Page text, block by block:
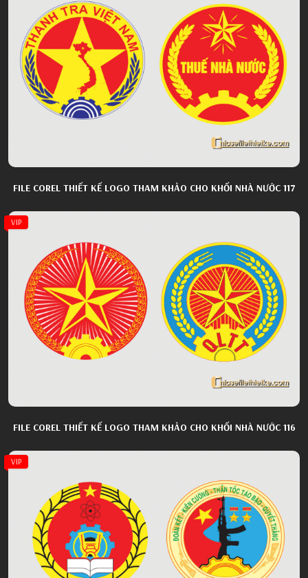
FILE COREL THIẾT KẾ LOGO THAM KHẢO CHO KHỐI NHÀ NƯỚC 117
VIP
FILE COREL THIẾT KẾ LOGO THAM KHẢO CHO KHỐI NHÀ NƯỚC 116
VIP